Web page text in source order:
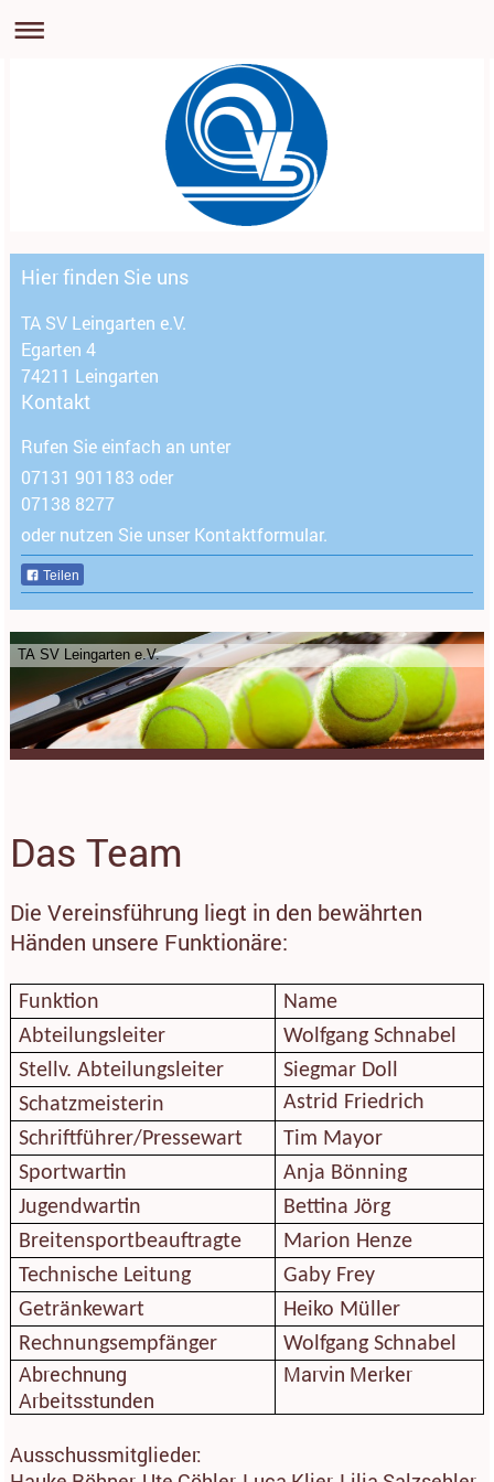
Hier finden Sie uns
TA SV Leingarten e.V.
Egarten 4
74211 Leingarten
Kontakt
Rufen Sie einfach an unter
07131 901183 oder
07138 8277
oder nutzen Sie unser Kontaktformular.
Teilen
TA SV Leingarten e.V.
Das Team
Die Vereinsführung liegt in den bewährten
Händen unsere Funktionäre:
Funktion
Name
Abteilungsleiter
Wolfgang Schnabel
Stellv. Abteilungsleiter
Siegmar Doll
Schatzmeisterin
Astrid Friedrich
Schriftführer/Pressewart
Tim Mayor
Sportwartin
Anja Bönning
Jugendwartin
Bettina Jörg
Breitensportbeauftragte
Marion Henze
Technische Leitung
Gaby Frey
Getränkewart
Heiko Müller
Rechnungsempfänger
Wolfgang Schnabel
Abrechnung
Arbeitsstunden
Marvin Merker
Ausschussmitglieder: